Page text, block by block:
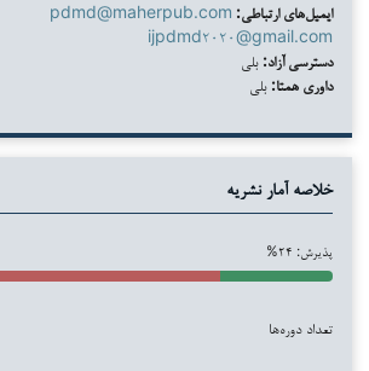
ایمیل‌های ارتباطی: pdmd@maherpub.com
ijpdmd۲۰۲۰@gmail.com
دسترسی آزاد: بلی
داوری همتا: بلی
خلاصه آمار نشریه
پذیرش: ۲۴%
تعداد دوره‌ها